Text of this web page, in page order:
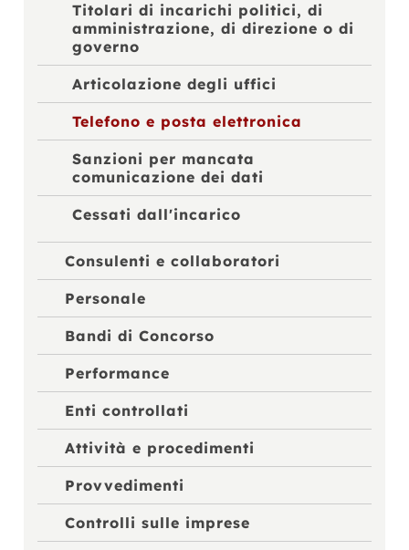
Titolari di incarichi politici, di
amministrazione, di direzione o di
governo
Articolazione degli uffici
Telefono e posta elettronica
Sanzioni per mancata
comunicazione dei dati
Cessati dall'incarico
Consulenti e collaboratori
Personale
Bandi di Concorso
Performance
Enti controllati
Attività e procedimenti
Provvedimenti
Controlli sulle imprese